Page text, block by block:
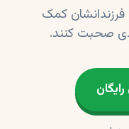
فرزندانشان کمک